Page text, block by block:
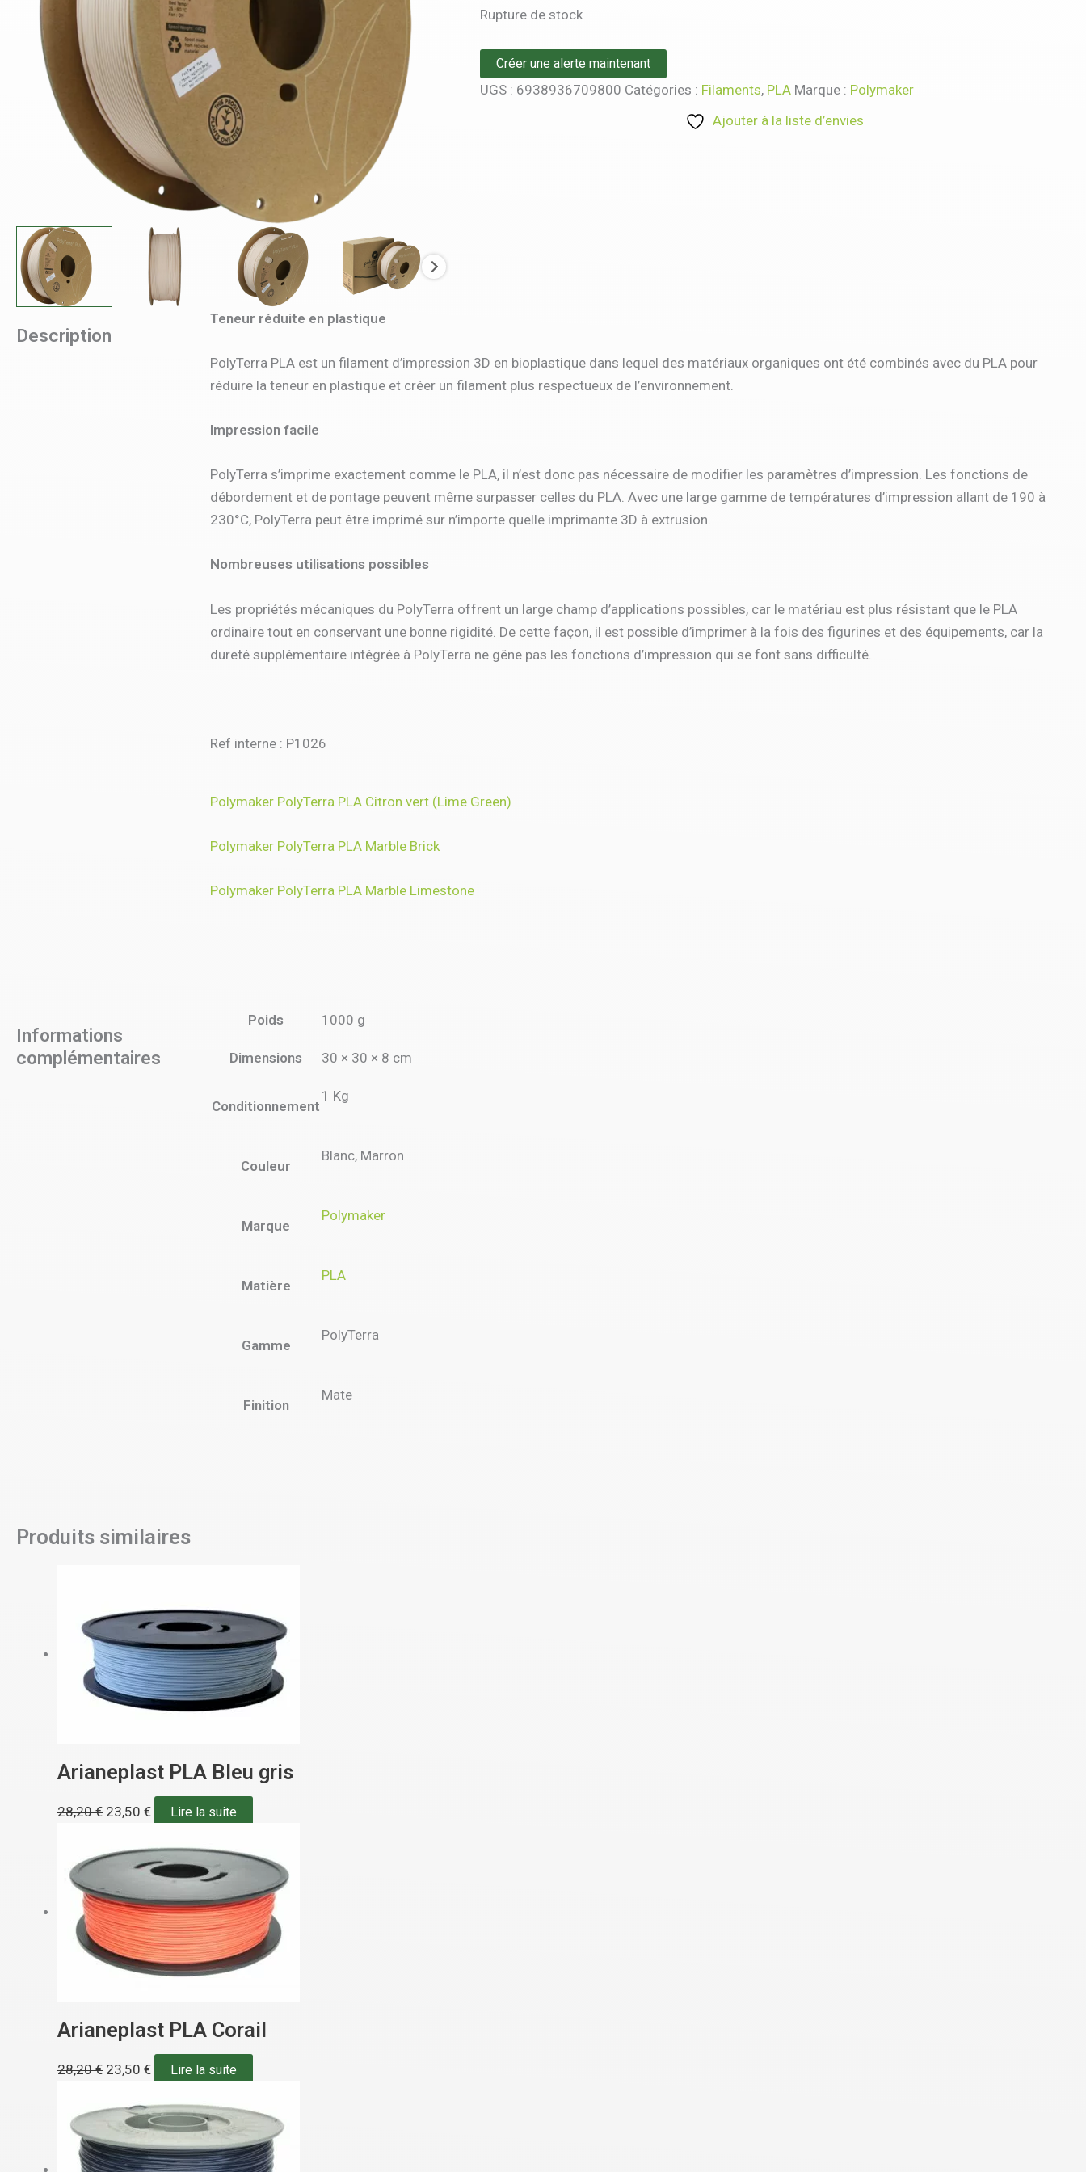
Rupture de stock
Créer une alerte maintenant
UGS : 6938936709800 Catégories : Filaments, PLA Marque : Polymaker
Ajouter à la liste d’envies
Description
Teneur réduite en plastique
PolyTerra PLA est un filament d’impression 3D en bioplastique dans lequel des matériaux organiques ont été combinés avec du PLA pour
réduire la teneur en plastique et créer un filament plus respectueux de l’environnement.
Impression facile
PolyTerra s’imprime exactement comme le PLA, il n’est donc pas nécessaire de modifier les paramètres d’impression. Les fonctions de
débordement et de pontage peuvent même surpasser celles du PLA. Avec une large gamme de températures d’impression allant de 190 à
230°C, PolyTerra peut être imprimé sur n’importe quelle imprimante 3D à extrusion.
Nombreuses utilisations possibles
Les propriétés mécaniques du PolyTerra offrent un large champ d’applications possibles, car le matériau est plus résistant que le PLA
ordinaire tout en conservant une bonne rigidité. De cette façon, il est possible d’imprimer à la fois des figurines et des équipements, car la
dureté supplémentaire intégrée à PolyTerra ne gêne pas les fonctions d’impression qui se font sans difficulté.
Ref interne : P1026
Polymaker PolyTerra PLA Citron vert (Lime Green)
Polymaker PolyTerra PLA Marble Brick
Polymaker PolyTerra PLA Marble Limestone
Informations
complémentaires
Poids 1000 g
Dimensions 30 × 30 × 8 cm
Conditionnement
1 Kg
Couleur
Blanc, Marron
Marque
Polymaker
Matière
PLA
Gamme
PolyTerra
Finition
Mate
Produits similaires
Arianeplast PLA Bleu gris
28,20€ 23,50 € Lire la suite
Arianeplast PLA Corail
28,20€ 23,50 € Lire la suite